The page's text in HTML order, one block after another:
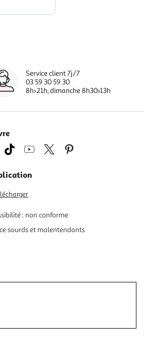
Service client 7j/7
03 59 30 59 30
8h>21h, dimanche 8h30>13h
: non conforme
sourds et malentendants